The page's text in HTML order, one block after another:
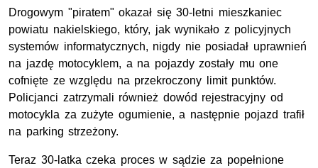
Drogowym "piratem" okazał się 30-letni mieszkaniec
powiatu nakielskiego, który, jak wynikało z policyjnych
systemów informatycznych, nigdy nie posiadał uprawnień
na jazdę motocyklem, a na pojazdy zostały mu one
cofnięte ze względu na przekroczony limit punktów.
Policjanci zatrzymali również dowód rejestracyjny od
motocykla za zużyte ogumienie, a następnie pojazd trafił
na parking strzeżony.
Teraz 30-latka czeka proces w sądzie za popełnione